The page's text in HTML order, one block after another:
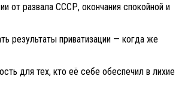
от развала СССР, окончания спокойной и
результаты приватизации — когда же
для тех, кто её себе обеспечил в лихие